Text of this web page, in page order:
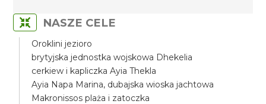
NASZE CELE
Oroklini jezioro
brytyjska jednostka wojskowa Dhekelia
cerkiew i kapliczka Ayia Thekla
Ayia Napa Marina, dubajska wioska jachtowa
Makronissos plaża i zatoczka